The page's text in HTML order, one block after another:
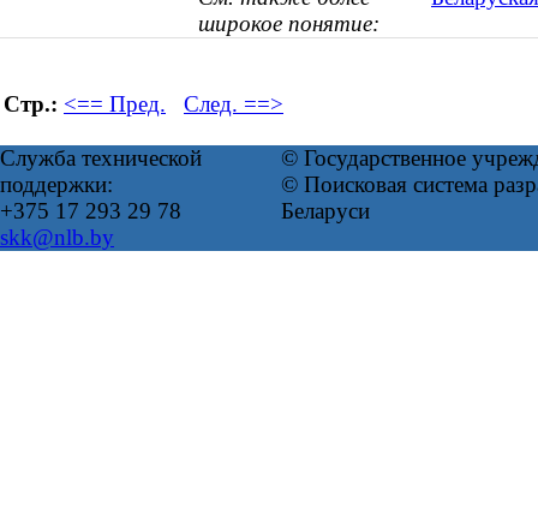
широкое понятие:
Стр.: <== Пред. След. ==>
Служба технической
поддержки:
+375 17 293 29 78
skk@nlb.by
© Государственное
© Поисковая система
Беларуси